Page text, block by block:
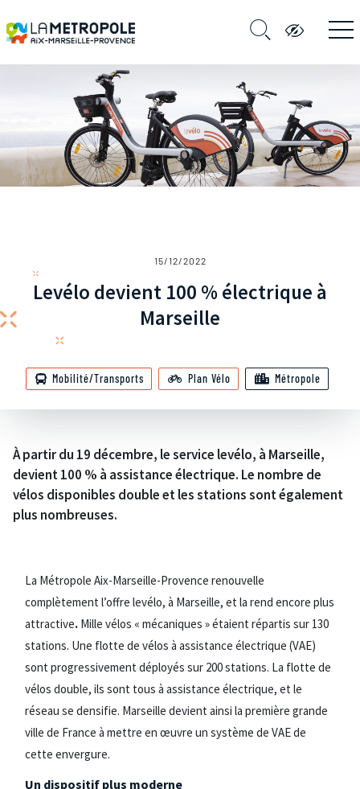
15/12/2022
Levélo devient 100 % électrique à
Marseille
Mobilité/Transports Plan Vélo Métropole
À partir du 19 décembre, le service levélo, à Marseille,
devient 100 % à assistance électrique. Le nombre de
vélos disponibles double et les stations sont également
plus nombreuses.
La Métropole Aix-Marseille-Provence renouvelle
complètement l’offre levélo, à Marseille, et la rend encore plus
attractive. Mille vélos « mécaniques » étaient répartis sur 130
stations. Une flotte de vélos à assistance électrique (VAE)
sont progressivement déployés sur 200 stations. La flotte de
vélos double, ils sont tous à assistance électrique, et le
réseau se densifie. Marseille devient ainsi la première grande
ville de France à mettre en œuvre un système de VAE de
cette envergure.
Un dispositif plus moderne